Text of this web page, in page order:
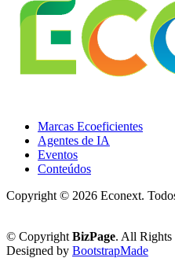
Marcas Ecoeficientes
Agentes de IA
Eventos
Conteúdos
Copyright © 2026 Econext.
© Copyright BizPage. All Rights
Designed by BootstrapMade